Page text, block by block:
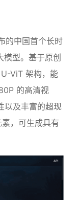
的中国首个长时
型。基于原创
ViT 架构，能
的高清视
以及丰富的超现
，可生成具有